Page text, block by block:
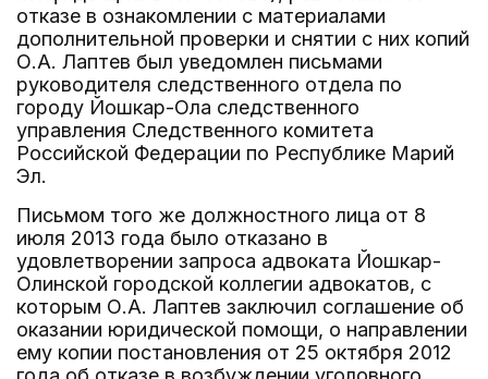
отказе в ознакомлении с материалами
дополнительной проверки и снятии с них копий
О.А. Лаптев был уведомлен письмами
руководителя следственного отдела по
городу Йошкар-Ола следственного
управления Следственного комитета
Российской Федерации по Республике Марий
Эл.
Письмом того же должностного лица от 8
июля 2013 года было отказано в
удовлетворении запроса адвоката Йошкар-
Олинской городской коллегии адвокатов, с
которым О.А. Лаптев заключил соглашение об
оказании юридической помощи, о направлении
ему копии постановления от 25 октября 2012